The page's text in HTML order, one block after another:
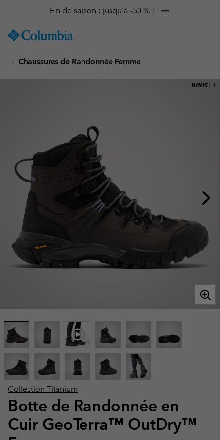
TO
SKIP
MAIN
Fin de saison : jusqu'à -50 % !
Chaussures de Randonnée Femme
Collection Titanium
Botte de Randonnée en
Cuir GeoTerra™ OutDry™